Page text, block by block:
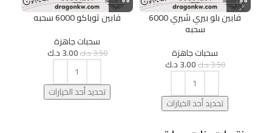
فابين بلو بيري شيري 6000
سحبه
سحبات جاهزة
3.50د.ك3.00د.ك
تحديد أحد الخيارات
فابين توباكو 6000 سحبه
سحبات جاهزة
3.50د.ك3.00د.ك
تحديد أحد الخيارات